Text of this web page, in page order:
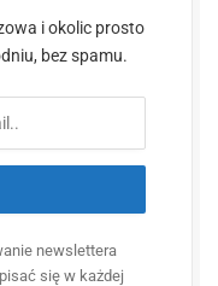
i okolic prosto
bez spamu.
newslettera
się w każdej